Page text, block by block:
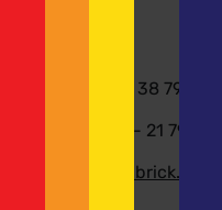
Telefon: 0157 - 38 79 13 59
Telefax: 04131 - 21 79 245
info@albrick.de